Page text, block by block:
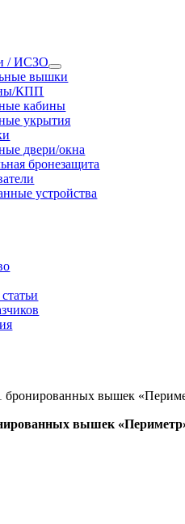
/ ИСЗО
вышки
КПП
кабины
укрытия
двери/окна
бронезащита
устройства
бронированных вышек
вышек